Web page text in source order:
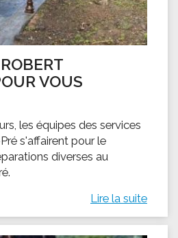
VOUS
les équipes des services
s'affairent pour le
diverses au
Lire la suite